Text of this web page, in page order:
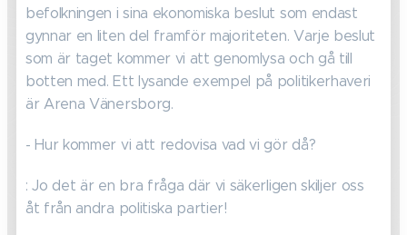
befolkningen i sina ekonomiska beslut som endast
gynnar en liten del framför majoriteten. Varje beslut
som är taget kommer vi att genomlysa och gå till
botten med. Ett lysande exempel på politikerhaveri
är Arena Vänersborg.
- Hur kommer vi att redovisa vad vi gör då?
: Jo det är en bra fråga där vi säkerligen skiljer oss
åt från andra politiska partier!